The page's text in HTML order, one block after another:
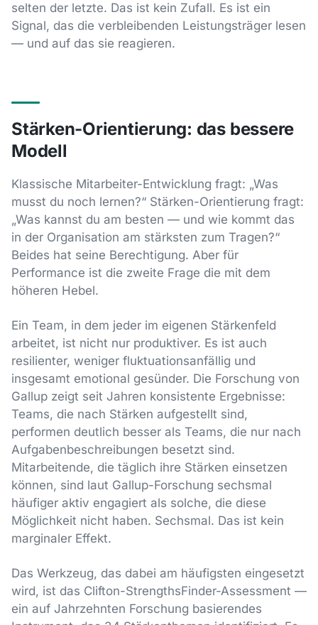
selten der letzte. Das ist kein Zufall. Es ist ein
Signal, das die verbleibenden Leistungsträger lesen
— und auf das sie reagieren.
Stärken-Orientierung: das bessere
Modell
Klassische Mitarbeiter-Entwicklung fragt: „Was
musst du noch lernen?“ Stärken-Orientierung fragt:
„Was kannst du am besten — und wie kommt das
in der Organisation am stärksten zum Tragen?“
Beides hat seine Berechtigung. Aber für
Performance ist die zweite Frage die mit dem
höheren Hebel.
Ein Team, in dem jeder im eigenen Stärkenfeld
arbeitet, ist nicht nur produktiver. Es ist auch
resilienter, weniger fluktuationsanfällig und
insgesamt emotional gesünder. Die Forschung von
Gallup zeigt seit Jahren konsistente Ergebnisse:
Teams, die nach Stärken aufgestellt sind,
performen deutlich besser als Teams, die nur nach
Aufgabenbeschreibungen besetzt sind.
Mitarbeitende, die täglich ihre Stärken einsetzen
können, sind laut Gallup-Forschung sechsmal
häufiger aktiv engagiert als solche, die diese
Möglichkeit nicht haben. Sechsmal. Das ist kein
marginaler Effekt.
Das Werkzeug, das dabei am häufigsten eingesetzt
wird, ist das Clifton-StrengthsFinder-Assessment —
ein auf Jahrzehnten Forschung basierendes